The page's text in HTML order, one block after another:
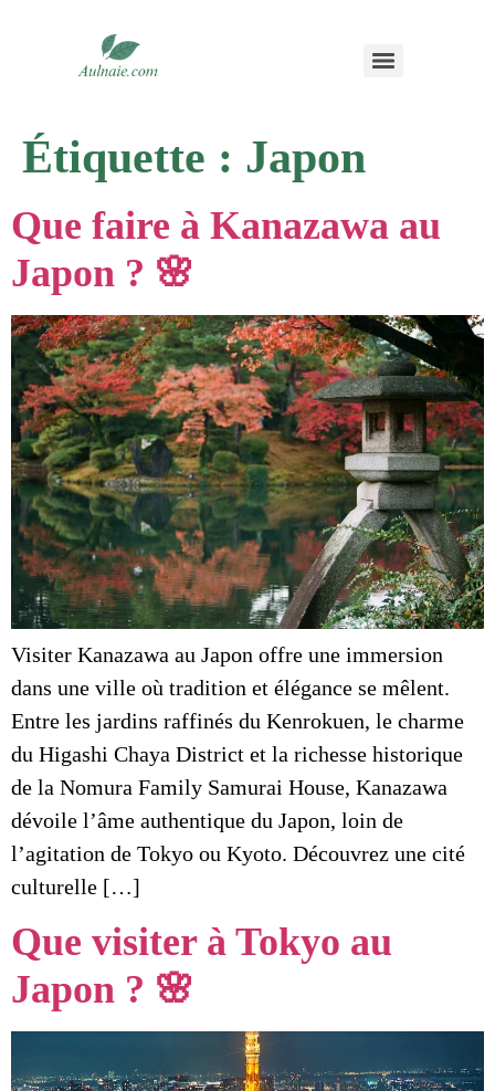
Étiquette : Japon
Que faire à Kanazawa au
Japon ? 🌸
Visiter Kanazawa au Japon offre une immersion
dans une ville où tradition et élégance se mêlent.
Entre les jardins raffinés du Kenrokuen, le charme
du Higashi Chaya District et la richesse historique
de la Nomura Family Samurai House, Kanazawa
dévoile l’âme authentique du Japon, loin de
l’agitation de Tokyo ou Kyoto. Découvrez une cité
culturelle […]
Que visiter à Tokyo au
Japon ? 🌸